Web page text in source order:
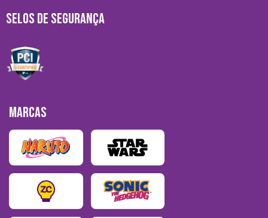
SELOS DE SEGURANÇA
MARCAS